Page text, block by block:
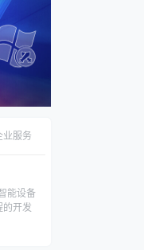
业服务
能设备
的开发